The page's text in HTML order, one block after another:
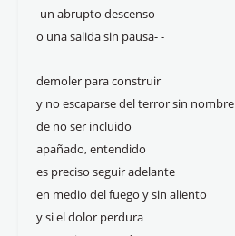
un abrupto descenso
o una salida sin pausa- -
demoler para construir
y no escaparse del terror sin nombre
de no ser incluido
apañado, entendido
es preciso seguir adelante
en medio del fuego y sin aliento
y si el dolor perdura